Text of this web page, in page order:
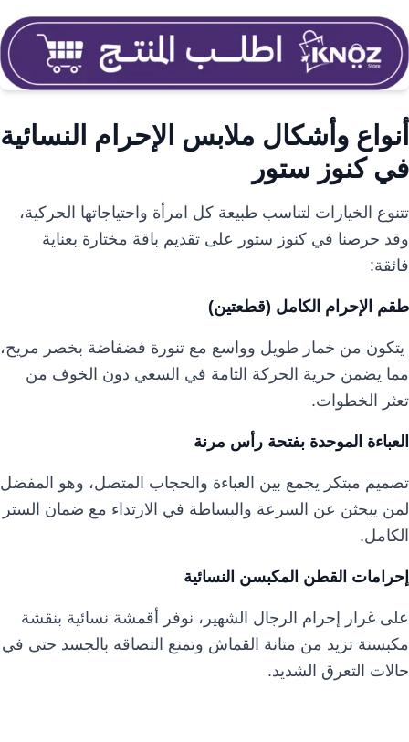
أنواع وأشكال ملابس الإحرام النسائية
في كنوز ستور
تتنوع الخيارات لتناسب طبيعة كل امرأة واحتياجاتها الحركية،
وقد حرصنا في كنوز ستور على تقديم باقة مختارة بعناية
فائقة:
طقم الإحرام الكامل (قطعتين)
يتكون من خمار طويل وواسع مع تنورة فضفاضة بخصر مريح،
مما يضمن حرية الحركة التامة في السعي دون الخوف من
تعثر الخطوات.
العباءة الموحدة بفتحة رأس مرنة
تصميم مبتكر يجمع بين العباءة والحجاب المتصل، وهو المفضل
لمن يبحثن عن السرعة والبساطة في الارتداء مع ضمان الستر
الكامل.
إحرامات القطن المكبسن النسائية
على غرار إحرام الرجال الشهير، نوفر أقمشة نسائية بنقشة
مكبسنة تزيد من متانة القماش وتمنع التصاقه بالجسد حتى في
حالات التعرق الشديد.